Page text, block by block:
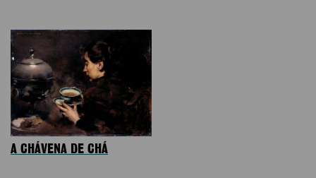
A CHÁVENA DE CHÁ